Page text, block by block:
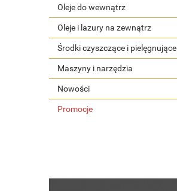
Oleje do wewnątrz
Oleje i lazury na zewnątrz
Środki czyszczące i pielęgnujące
Maszyny i narzędzia
Nowości
Promocje